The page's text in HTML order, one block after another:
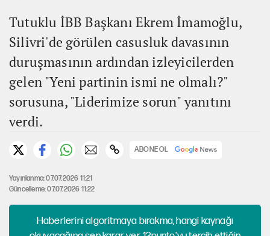
Tutuklu İBB Başkanı Ekrem İmamoğlu,
Silivri'de görülen casusluk davasının
duruşmasının ardından izleyicilerden
gelen "Yeni partinin ismi ne olmalı?"
sorusuna, "Liderimize sorun" yanıtını
verdi.
ABONE OL
Yayınlanma: 07.07.2026 11:21
Güncelleme: 07.07.2026 11:22
Haberlerini algoritmaya bırakma, hangi kaynağı